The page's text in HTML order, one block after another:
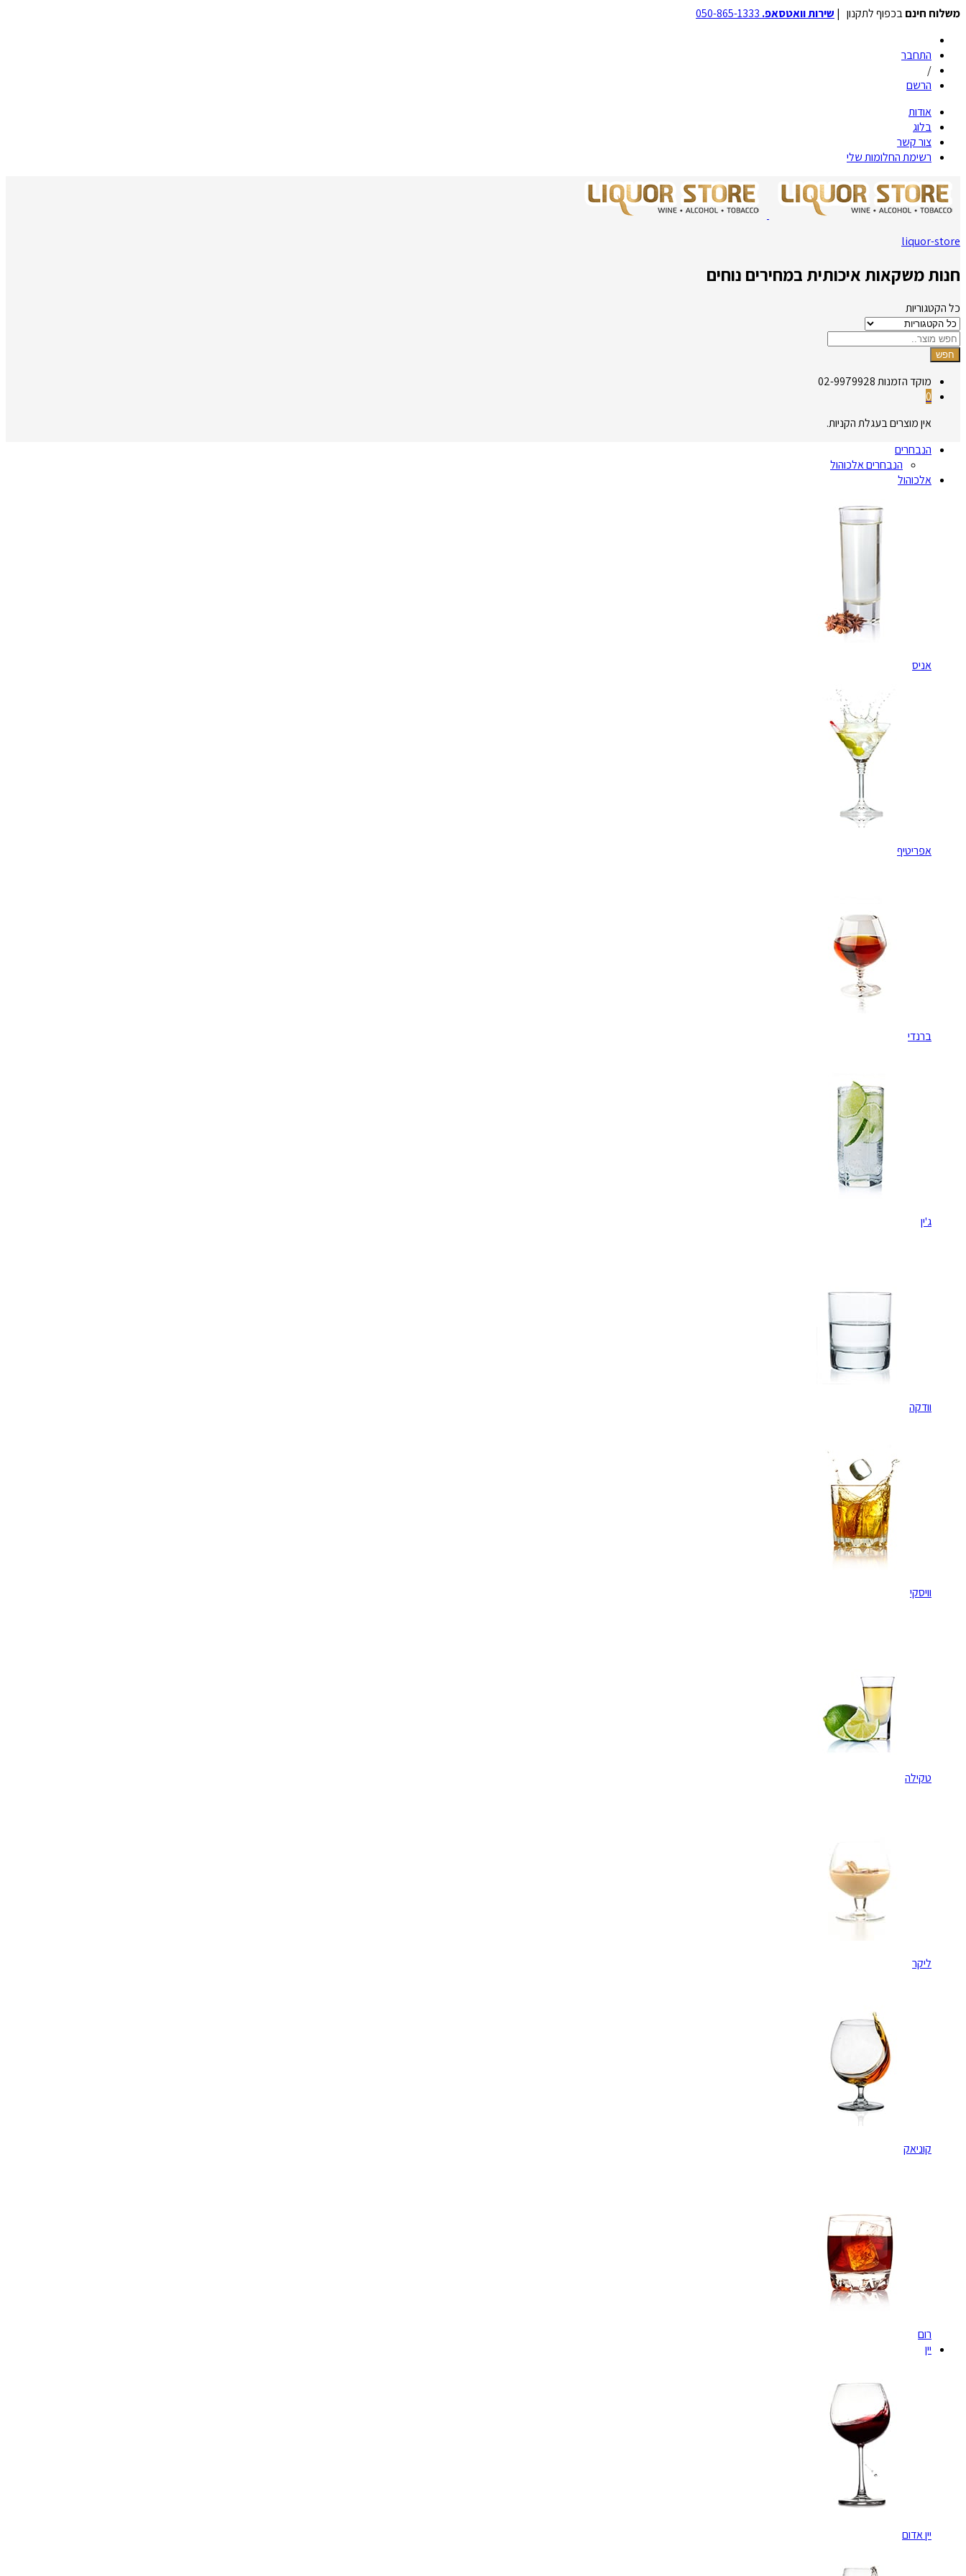
משלוח חינםבכפוף לתקנון | שירות וואטסאפ.
התחבר
/
הרשם
אודות
בלוג
צור קשר
רשימת החלומות שלי
liquor-store
חנות משקאות איכותית במחירים נוחים
כל הקטגוריות
חפש
מוקד הזמנות02-9979928
0
אין מוצרים בעגלת הקניות.
הנבחרים
הנבחרים אלכוהול
אלכוהול
אניס
אפריטיף
ברנדי
ג'ין
וודקה
וויסקי
טקילה
ליקר
קוניאק
רום
יין
יין אדום